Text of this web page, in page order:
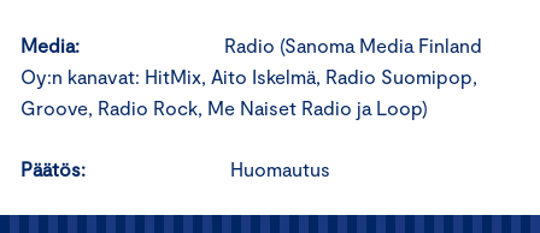
Media: Radio (Sanoma Media Finland
Oy:n kanavat: HitMix, Aito Iskelmä, Radio Suomipop,
Groove, Radio Rock, Me Naiset Radio ja Loop)
Päätös: Huomautus